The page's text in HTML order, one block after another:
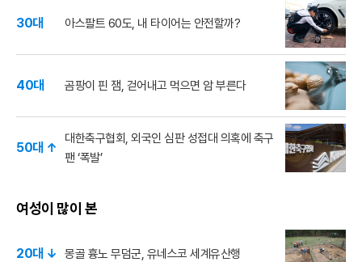
30대 아스팔트 60도, 내 타이어는 안전할까?
40대 곰팡이 핀 잼, 걷어내고 먹으면 암 부른다
50대 ↑
대한축구협회, 외국인 심판 성접대 의혹에 축구
팬 ‘폭발’
여성이 많이 본
20대 ↓ 몽골 흉노 무덤군, 유네스코 세계유산행